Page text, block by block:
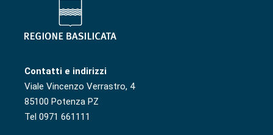
Contatti e indirizzi
Viale Vincenzo Verrastro, 4
85100 Potenza PZ
Tel 0971 661111